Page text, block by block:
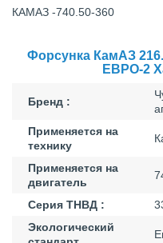
КАМАЗ -740.50-360
Форсунка КамАЗ
ЕВРО-2
Бренд :
Применяется на
технику
Применяется на
двигатель
Серия ТНВД :
Экологический